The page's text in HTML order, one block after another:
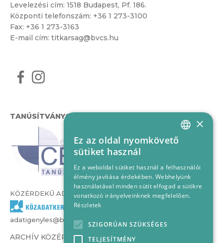
Levelezési cím: 1518 Budapest, Pf. 186.
Központi telefonszám: +36 1 273-3100
Fax: +36 1 273-3163
E-mail cím: titkarsag@bvcs.hu
TANÚSÍTVÁNYOK
KÖZÉRDEKŰ ADATOK
adatigenyles@bvcs.hu
ARCHÍV KÖZÉRDEKŰ ADATOK –
HUNGARIAN
×
Ez az oldal nyomkövető
sütiket használ
Ez a weboldal sütiket használ a felhasználói
élmény javítása érdekében. Webhelyünk
használatával minden sütit elfogad a sütikre
vonatkozó irányelveinknek megfelelően.
Részletek
SZIGORÚAN SZÜKSÉGES
TELJESÍTMÉNY